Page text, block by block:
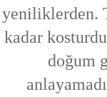
yeniliklerden.
kadar
doğum